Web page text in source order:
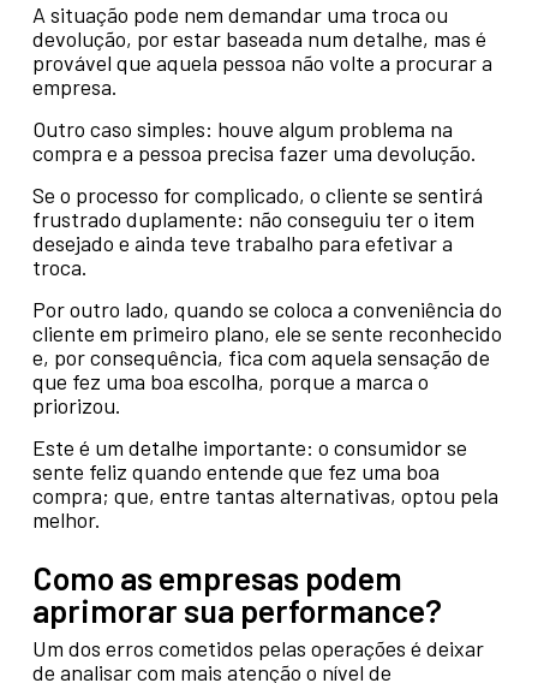
A situação pode nem demandar uma troca ou
devolução, por estar baseada num detalhe, mas é
provável que aquela pessoa não volte a procurar a
empresa.
Outro caso simples: houve algum problema na
compra e a pessoa precisa fazer uma devolução.
Se o processo for complicado, o cliente se sentirá
frustrado duplamente: não conseguiu ter o item
desejado e ainda teve trabalho para efetivar a
troca.
Por outro lado, quando se coloca a conveniência do
cliente em primeiro plano, ele se sente reconhecido
e, por consequência, fica com aquela sensação de
que fez uma boa escolha, porque a marca o
priorizou.
Este é um detalhe importante: o consumidor se
sente feliz quando entende que fez uma boa
compra; que, entre tantas alternativas, optou pela
melhor.
Como as empresas podem
aprimorar sua performance?
Um dos erros cometidos pelas operações é deixar
de analisar com mais atenção o nível de